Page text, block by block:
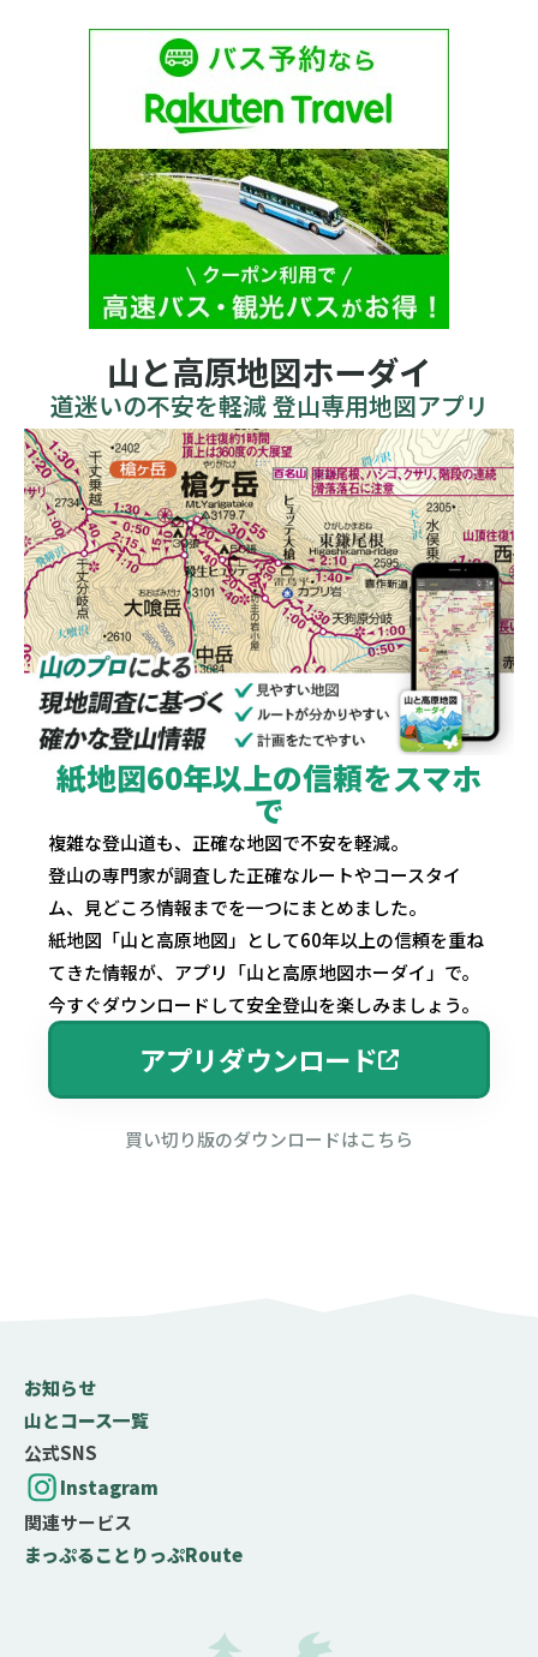
山と高原地図ホーダイ
道迷いの不安を軽減 登山専用地図アプリ
紙地図60年以上の信頼をスマホ
で
複雑な登山道も、正確な地図で不安を軽減。
登山の専門家が調査した正確なルートやコースタイ
ム、見どころ情報までを一つにまとめました。
紙地図「山と高原地図」として60年以上の信頼を重ね
てきた情報が、アプリ「山と高原地図ホーダイ」で。
今すぐダウンロードして安全登山を楽しみましょう。
アプリダウンロード
買い切り版のダウンロードはこちら
お知らせ
山とコース一覧
公式SNS
Instagram
関連サービス
まっぷることりっぷRoute